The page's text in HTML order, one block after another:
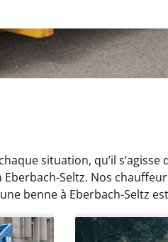
situation, qu’il
Seltz. Nos
benne à Eberbach-Seltz